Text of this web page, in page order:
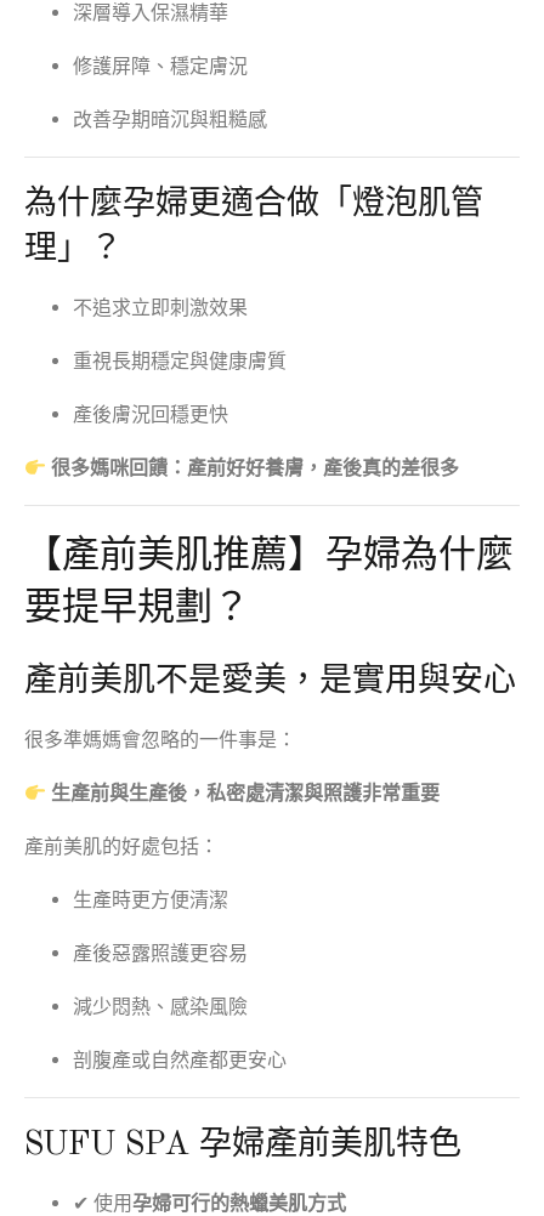
深層導入保濕精華
修護屏障、穩定膚況
改善孕期暗沉與粗糙感
為什麼孕婦更適合做「燈泡肌管
理」？
不追求立即刺激效果
重視長期穩定與健康膚質
產後膚況回穩更快
很多媽咪回饋：產前好好養膚，產後真的差很多
【產前美肌推薦】孕婦為什麼
要提早規劃？
產前美肌不是愛美，是實用與安心
很多準媽媽會忽略的一件事是：
生產前與生產後，私密處清潔與照護非常重要
產前美肌的好處包括：
生產時更方便清潔
產後惡露照護更容易
減少悶熱、感染風險
剖腹產或自然產都更安心
SUFU SPA 孕婦產前美肌特色
✔ 使用孕婦可行的熱蠟美肌方式